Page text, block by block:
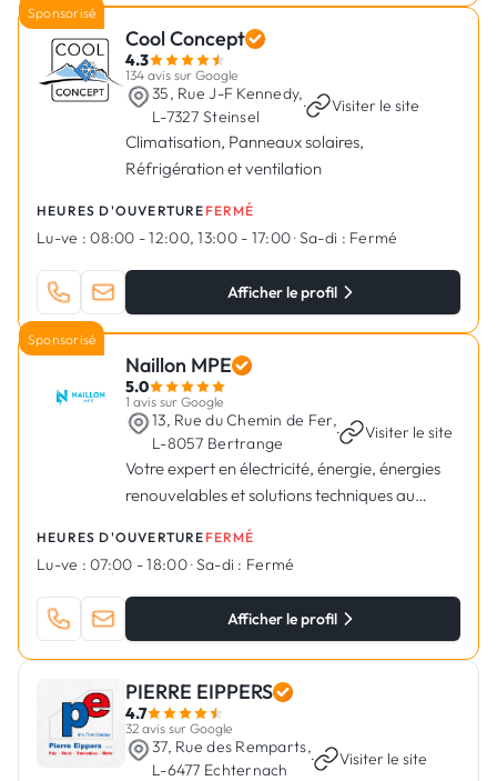
Sponsorisé
Cool Concept
4.3
134 avis sur Google
35, Rue J-F Kennedy,
L-7327 Steinsel
· Visiter le site
Climatisation, Panneaux solaires,
Réfrigération et ventilation
HEURES D'OUVERTURE FERMÉ
Lu-ve : 08:00 - 12:00, 13:00 - 17:00·Sa-di : Fermé
Afficher le profil
Sponsorisé
Naillon MPE
5.0
1 avis sur Google
13, Rue du Chemin de Fer,
L-8057 Bertrange
· Visiter le site
Votre expert en électricité, énergie, énergies
renouvelables et solutions techniques au
HEURES D'OUVERTURE FERMÉ
Lu-ve : 07:00 - 18:00·Sa-di : Fermé
Afficher le profil
PIERRE EIPPERS
4.7
32 avis sur Google
37, Rue des Remparts,
L-6477 Echternach
· Visiter le site